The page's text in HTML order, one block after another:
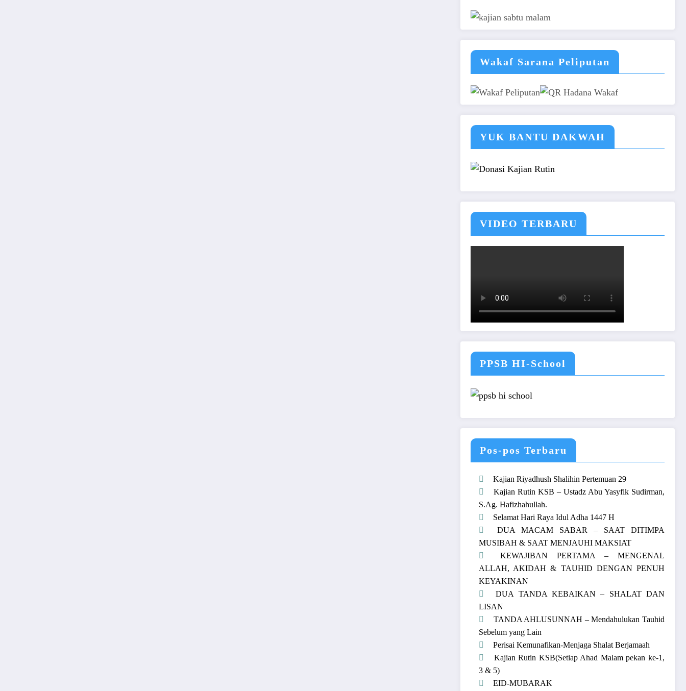
Wakaf Sarana Peliputan
YUK BANTU DAKWAH
VIDEO TERBARU
PPSB HI-School
Pos-pos Terbaru
Kajian Riyadhush Shalihin Pertemuan 29
Kajian Rutin KSB – Ustadz Abu Yasyfik Sudirman,
S.Ag. Hafizhahullah.
Selamat Hari Raya Idul Adha 1447 H
DUA MACAM SABAR – SAAT DITIMPA
MUSIBAH & SAAT MENJAUHI MAKSIAT
KEWAJIBAN PERTAMA – MENGENAL
ALLAH, AKIDAH & TAUHID DENGAN PENUH
KEYAKINAN
DUA TANDA KEBAIKAN – SHALAT DAN
LISAN
TANDA AHLUSUNNAH – Mendahulukan Tauhid
Sebelum yang Lain
Perisai Kemunafikan-Menjaga Shalat Berjamaah
Kajian Rutin KSB(Setiap Ahad Malam pekan ke-1,
3 & 5)
EID-MUBARAK